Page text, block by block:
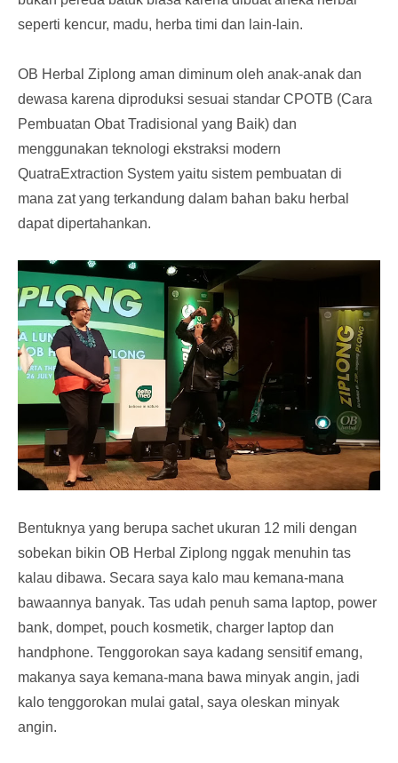
seperti kencur, madu, herba timi dan lain-lain.
OB Herbal Ziplong aman diminum oleh anak-anak dan
dewasa karena diproduksi sesuai standar CPOTB (Cara
Pembuatan Obat Tradisional yang Baik) dan
menggunakan teknologi ekstraksi modern
QuatraExtraction System yaitu sistem pembuatan di
mana zat yang terkandung dalam bahan baku herbal
dapat dipertahankan.
Bentuknya yang berupa sachet ukuran 12 mili dengan
sobekan bikin OB Herbal Ziplong nggak menuhin tas
kalau dibawa. Secara saya kalo mau kemana-mana
bawaannya banyak. Tas udah penuh sama laptop, power
bank, dompet, pouch kosmetik, charger laptop dan
handphone. Tenggorokan saya kadang sensitif emang,
makanya saya kemana-mana bawa minyak angin, jadi
kalo tenggorokan mulai gatal, saya oleskan minyak
angin.